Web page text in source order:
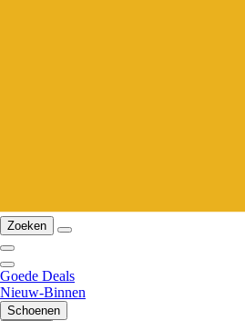
Zoeken
Goede Deals
Nieuw-Binnen
Schoenen